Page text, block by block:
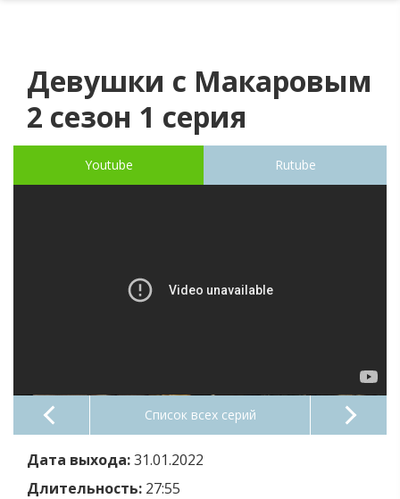
Девушки с Макаровым
2 сезон 1 серия
Youtube Rutube
Список всех серий
Дата выхода:31.01.2022
Длительность: 27:55